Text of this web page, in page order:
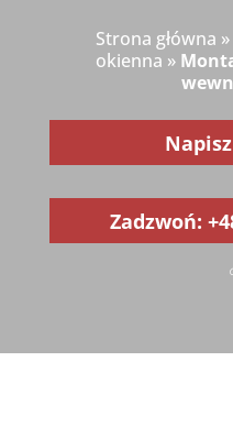
Strona główna »
okienna »
Zadzwoń: